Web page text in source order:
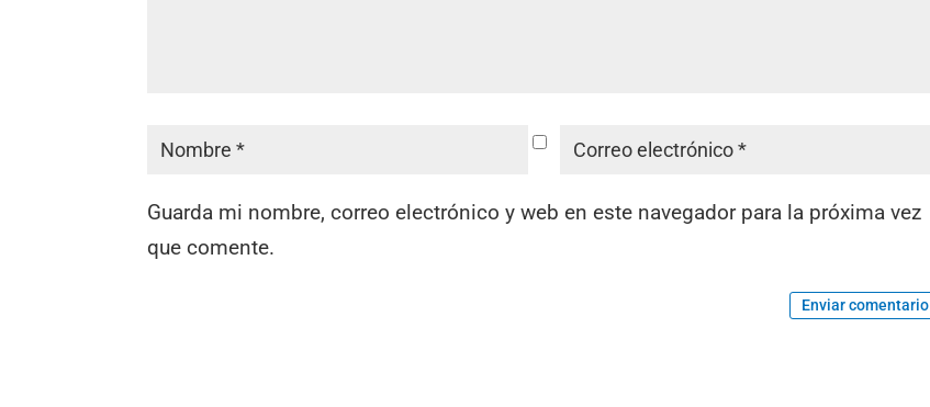
Guarda mi nombre, correo electrónico y web en este navegador para la próxima vez
que comente.
Enviar comentario